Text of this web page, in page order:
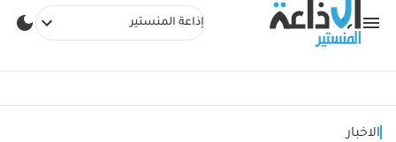
إذاعة المنستير
الاخبار